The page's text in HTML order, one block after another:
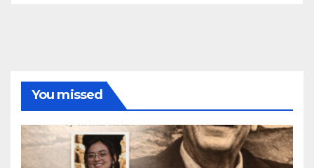
You missed